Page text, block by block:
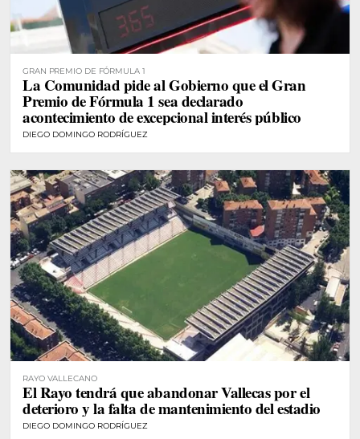
GRAN PREMIO DE FÓRMULA 1
La Comunidad pide al Gobierno que el Gran
Premio de Fórmula 1 sea declarado
acontecimiento de excepcional interés público
DIEGO DOMINGO RODRÍGUEZ
RAYO VALLECANO
El Rayo tendrá que abandonar Vallecas por el
deterioro y la falta de mantenimiento del estadio
DIEGO DOMINGO RODRÍGUEZ